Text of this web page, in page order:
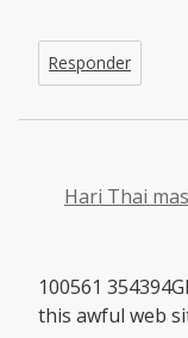
Responder
Hari Thai
100561
this awful web